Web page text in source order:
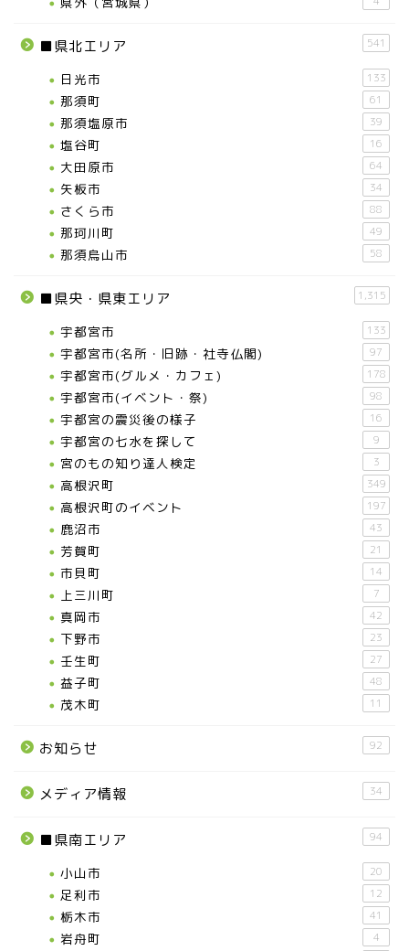
■県北エリア 541
日光市 133
那須町 61
那須塩原市 39
塩谷町 16
大田原市 64
矢板市 34
さくら市 88
那珂川町 49
那須烏山市 58
■県央・県東エリア 1,315
宇都宮市 133
宇都宮市(名所・旧跡・社寺仏閣) 97
宇都宮市(グルメ・カフェ) 178
宇都宮市(イベント・祭) 98
宇都宮の震災後の様子 16
宇都宮の七水を探して 9
宮のもの知り達人検定 3
高根沢町 349
高根沢町のイベント 197
鹿沼市 43
芳賀町 21
市貝町 14
上三川町 7
真岡市 42
下野市 23
壬生町 27
益子町 48
茂木町 11
お知らせ 92
メディア情報 34
■県南エリア 94
小山市 20
足利市 12
栃木市 41
岩舟町 4